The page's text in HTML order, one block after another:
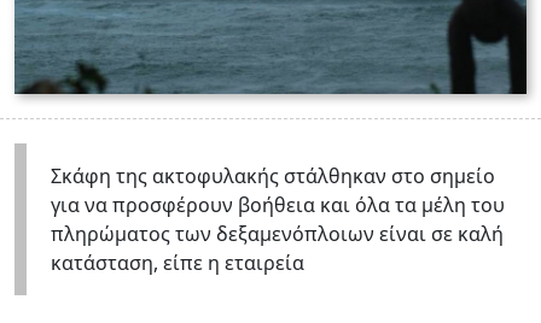
Σκάφη της ακτοφυλακής στάλθηκαν στο σημείο
για να προσφέρουν βοήθεια και όλα τα μέλη του
πληρώματος των δεξαμενόπλοιων είναι σε καλή
κατάσταση, είπε η εταιρεία